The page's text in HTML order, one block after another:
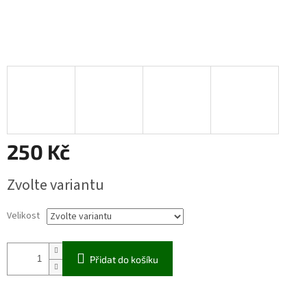
250 Kč
cena:
Zvolte variantu
Velikost
Přidat do košíku